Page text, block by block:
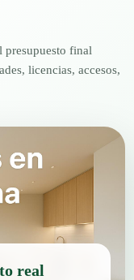
presupuesto final
licencias, accesos,
real